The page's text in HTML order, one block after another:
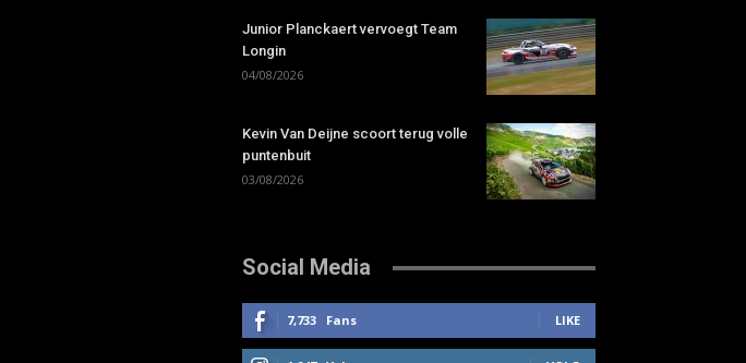
Junior Planckaert vervoegt Team
Longin
04/08/2026
Kevin Van Deijne scoort terug volle
puntenbuit
03/08/2026
Social Media
7,733 Fans LIKE